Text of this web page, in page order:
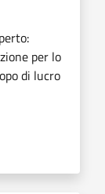
per lo
di lucro